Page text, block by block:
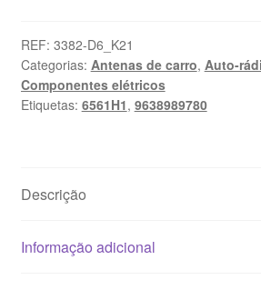
REF: 3382-D6_K21
Categorias: Antenas de carro, Auto-
Componentes elétricos
Etiquetas: 6561H1, 9638989780
Descrição
Informação adicional